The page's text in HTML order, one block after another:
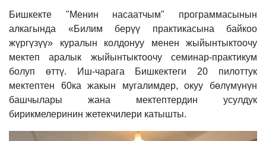
Бишкекте "Менин насаатчым" программасынын
алкагында «Билим берүү практикасына байкоо
жүргүзүү» куралын колдонуу менен жыйынтыктоочу
мектеп аралык жыйынтыктоочу семинар-практикум
болуп өттү. Иш-чарага Бишкектеги 20 пилоттук
мектептен 60ка жакын мугалимдер, окуу бөлүмүнүн
башчылары жана мектептердин усулдук
бирикмелеринин жетекчилери катышты.